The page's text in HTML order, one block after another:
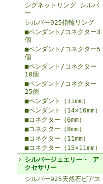
シグネットリング シルバ
ー
シルバー925指輪リング
■ペンダント/コネクター3
個
■ペンダント/コネクター5
個
■ペンダント/コネクター
10個
■ペンダント/コネクター
25個
■ペンダント（11mm）
■ペンダント（14×10mm）
■コネクター（6mm）
■コネクター（8mm）
■コネクター（11mm）
■コネクター（15×11mm）
シルバージュエリー・ ア
クセサリー
シルバー925天然石ピアス